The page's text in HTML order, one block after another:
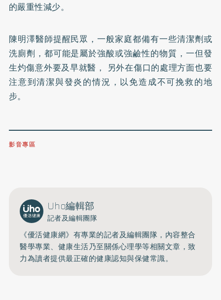
的嚴重性減少。
陳明澤醫師提醒民眾，一般家庭都備有一些清潔劑或
洗廁劑，都可能是屬於強酸或強鹼性的物質，一但發
生灼傷意外要及早就醫， 另外在傷口的處理方面也要
注意到清潔與發炎的情況，以免造成不可挽救的地
步。
影音專區
Uho編輯部
記者及編輯團隊
《優活健康網》有專業的記者及編輯團隊，內容整合
醫學專業、健康生活乃至關係心理學等相關文章，致
力為讀者提供最正確的健康認知與保健常識。